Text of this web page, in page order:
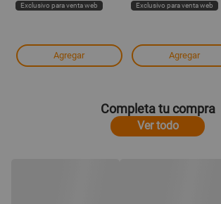
Exclusivo para venta web
Agregar
Exclusivo para venta web
Agregar
Completa tu compra
Ver todo